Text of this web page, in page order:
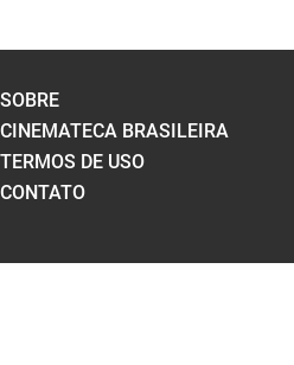
SOBRE
CINEMATECA BRASILEIRA
TERMOS DE USO
CONTATO